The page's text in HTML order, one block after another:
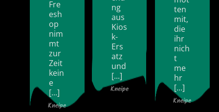
Fre
esh
op
nim
mt
zur
Zeit
kein
e
[...]
Kneipe
ng
aus
Kios
k-
Ers
atz
und
[...]
Kneipe
ten
mit,
die
ihr
nich
t
me
hr
[...]
Kneipe